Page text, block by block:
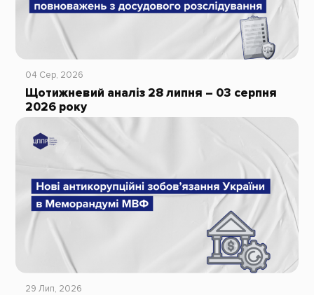
04 Сер, 2026
Щотижневий аналіз 28 липня – 03 серпня
2026 року
29 Лип, 2026